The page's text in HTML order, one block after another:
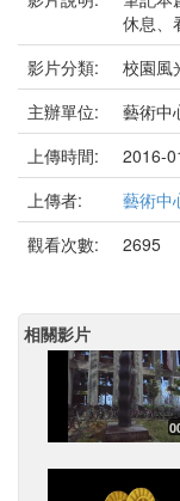
休息、
影片分類:
校園風
主辦單位:
藝術中
上傳時間:
2016-
上傳者:
藝術中
觀看次數:
2695
相關影片